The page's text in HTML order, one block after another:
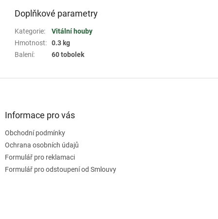
Doplňkové parametry
Kategorie:
Vitální houby
Hmotnost:
0.3 kg
Balení: 60 tobolek
Informace pro vás
Obchodní podmínky
Ochrana osobních údajů
Formulář pro reklamaci
Formulář pro odstoupení od Smlouvy